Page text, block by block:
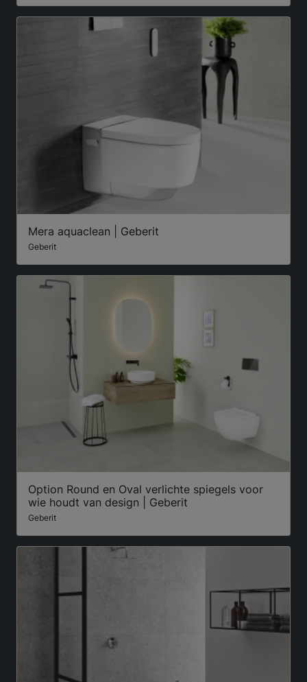
Mera aquaclean | Geberit
Geberit
Option Round en Oval verlichte spiegels voor
wie houdt van design | Geberit
Geberit